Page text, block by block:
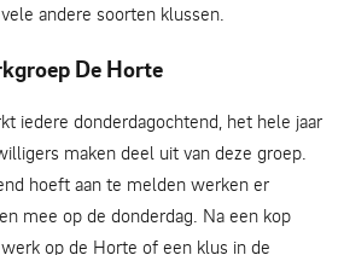
andere soorten klussen.
De Horte
iedere donderdagochtend, het hele jaar
maken deel uit van deze groep.
hoeft aan te melden werken er
mee op de donderdag. Na een kop
op de Horte of een klus in de